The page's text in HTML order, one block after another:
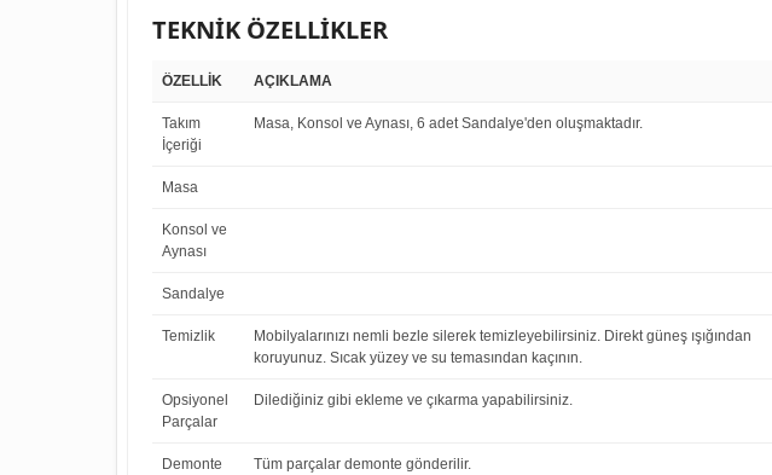
TEKNİK ÖZELLİKLER
ÖZELLİK AÇIKLAMA
Takım
İçeriği
Masa, Konsol ve Aynası, 6 adet Sandalye'den oluşmaktadır.
Masa
Konsol ve
Aynası
Sandalye
Temizlik
Mobilyalarınızı nemli bezle silerek temizleyebilirsiniz. Direkt güneş ışığından
koruyunuz. Sıcak yüzey ve su temasından kaçının.
Opsiyonel
Parçalar
Dilediğiniz gibi ekleme ve çıkarma yapabilirsiniz.
Demonte
Tüm parçalar demonte gönderilir.